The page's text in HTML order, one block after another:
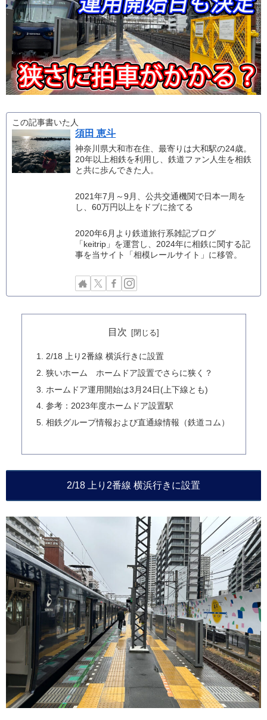
この記事書いた人
須田 恵斗
神奈川県大和市在住、最寄りは大和駅の24歳。
20年以上相鉄を利用し、鉄道ファン人生を相鉄
と共に歩んできた人。
2021年7月～9月、公共交通機関で日本一周を
し、60万円以上をドブに捨てる
2020年6月より鉄道旅行系雑記ブログ
「keitrip」を運営し、2024年に相鉄に関する記
事を当サイト「相模レールサイト」に移管。
目次
2/18 上り2番線 横浜行きに設置
狭いホーム ホームドア設置でさらに狭く？
ホームドア運用開始は3月24日(上下線とも)
参考：2023年度ホームドア設置駅
相鉄グループ情報および直通線情報（鉄道コム）
2/18 上り2番線 横浜行きに設置